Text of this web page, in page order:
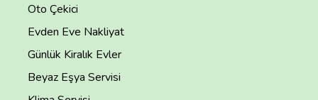
Oto Çekici
Evden Eve Nakliyat
Günlük Kiralık Evler
Beyaz Eşya Servisi